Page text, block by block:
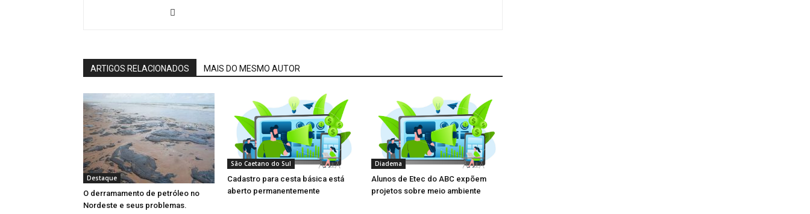
ARTIGOS RELACIONADOS MAIS DO MESMO AUTOR
Destaque
O derramamento de petróleo no
Nordeste e seus problemas.
São Caetano do Sul
Cadastro para cesta básica está
aberto permanentemente
Diadema
Alunos de Etec do ABC expõem
projetos sobre meio ambiente